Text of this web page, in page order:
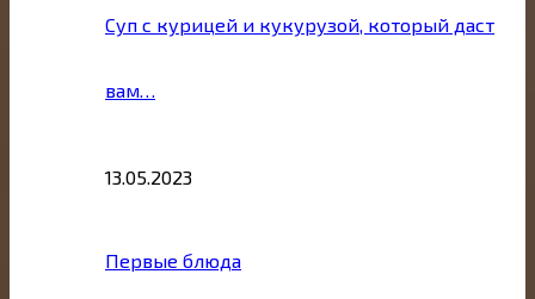
Суп с курицей и кукурузой, который даст
вам…
13.05.2023
Первые блюда